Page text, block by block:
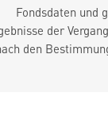
Fondsdaten und
der
den